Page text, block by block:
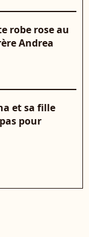
robe rose au
Andrea
et sa fille
pour